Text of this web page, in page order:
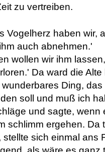
zu vertreiben.
Vogelherz haben wir,
auch abnehmen.'
wollen wir ihm
Da ward die Alte
Ding, das
soll und muß ich
und sagte, wenn
schlimm ergehen. Da
sich einmal ans